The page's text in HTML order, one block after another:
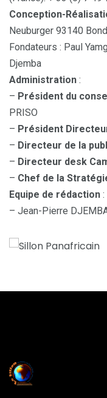
Conception-
Neuburger 93140
Fondateurs : Paul
Djemba
Administration :
– Président du
PRISO
– Président
– Directeur de la
– Directeur desk
– Chef de la
Equipe de rédaction :
– Jean-Pierre